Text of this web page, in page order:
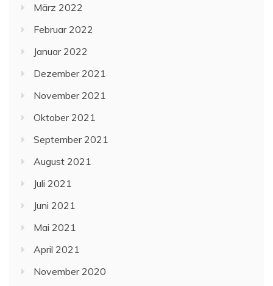
März 2022
Februar 2022
Januar 2022
Dezember 2021
November 2021
Oktober 2021
September 2021
August 2021
Juli 2021
Juni 2021
Mai 2021
April 2021
November 2020